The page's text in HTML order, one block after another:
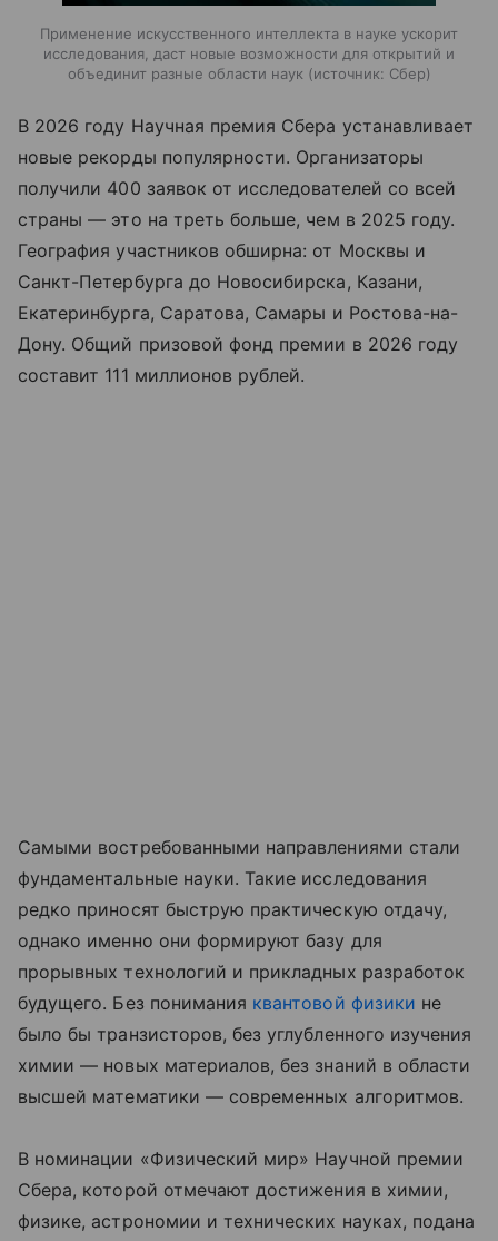
Применение искусственного интеллекта в науке ускорит
исследования, даст новые возможности для открытий и
объединит разные области наук
источник: Сбер
В 2026 году Научная премия Сбера устанавливает
новые рекорды популярности. Организаторы
получили 400 заявок от исследователей со всей
страны — это на треть больше, чем в 2025 году.
География участников обширна: от Москвы и
Санкт-Петербурга до Новосибирска, Казани,
Екатеринбурга, Саратова, Самары и Ростова-на-
Дону. Общий призовой фонд премии в 2026 году
составит 111 миллионов рублей.
Самыми востребованными направлениями стали
фундаментальные науки. Такие исследования
редко приносят быструю практическую отдачу,
однако именно они формируют базу для
прорывных технологий и прикладных разработок
будущего. Без понимания квантовой физики не
было бы транзисторов, без углубленного изучения
химии — новых материалов, без знаний в области
высшей математики — современных алгоритмов.
В номинации «Физический мир» Научной премии
Сбера, которой отмечают достижения в химии,
физике, астрономии и технических науках, подана